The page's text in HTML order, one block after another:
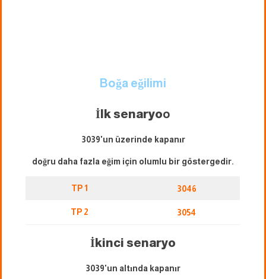
Boğa eğilimi
İlk senaryoo
3039'un üzerinde kapanır
doğru daha fazla eğim için olumlu bir göstergedir.
TP 1 3046
TP 2 3054
İkinci senaryo
3039'un altında kapanır